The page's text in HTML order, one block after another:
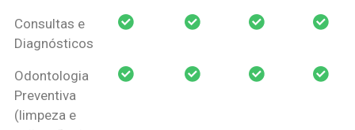
Pessoa Física
Consultas e
Diagnósticos
Odontologia
Preventiva
(limpeza e